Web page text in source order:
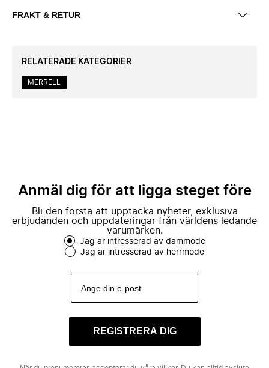
FRAKT & RETUR
RELATERADE KATEGORIER
MERRELL
Anmäl dig för att ligga steget före
Bli den första att upptäcka nyheter, exklusiva
erbjudanden och uppdateringar från världens ledande
varumärken.
Jag är intresserad av dammode
Jag är intresserad av herrmode
REGISTRERA DIG